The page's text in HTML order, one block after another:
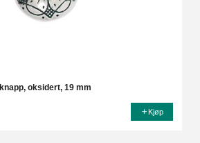
knapp, oksidert, 19 mm
Kjøp